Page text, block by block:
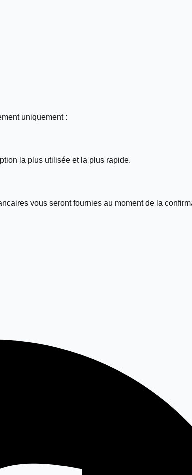
uniquement :
la plus utilisée et la plus rapide.
vous seront fournies au moment de la